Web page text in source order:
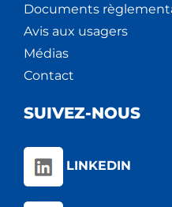
Documents
Avis aux usagers
Médias
Contact
SUIVEZ-NOUS
LINKEDIN